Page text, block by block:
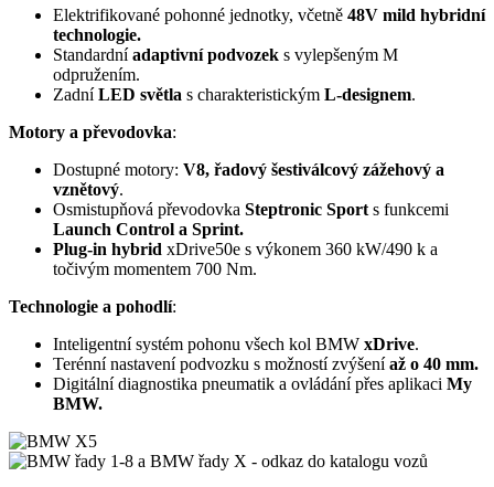
Elektrifikované pohonné jednotky, včetně 48V mild hybridní
technologie.
Standardníadaptivní podvozek s vylepšeným M
odpružením.
ZadníLED světla s charakteristickým L-designem.
Motory a převodovka:
Dostupné motory: V8, řadový šestiválcový zážehový a
vznětový.
Osmistupňová převodovka Steptronic Sport s funkcemi
Launch Control a Sprint.
Plug-in hybrid xDrive50e s výkonem 360 kW/490 k a
točivým momentem 700 Nm.
Technologie a pohodlí:
Inteligentní systém pohonu všech kol BMW xDrive.
Terénní nastavení podvozku s možností zvýšeníaž o 40 mm.
Digitální diagnostika pneumatik a ovládání přes aplikaci My
BMW.